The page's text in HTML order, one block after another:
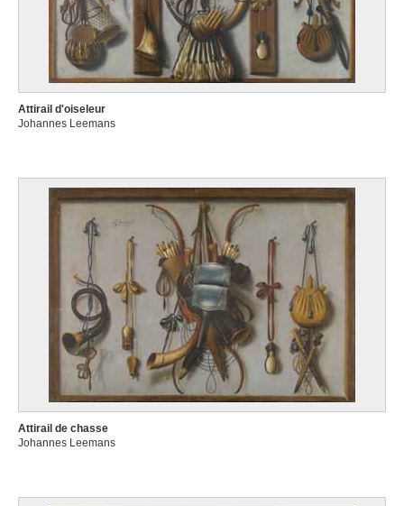
Attirail d'oiseleur
Johannes Leemans
Attirail de chasse
Johannes Leemans